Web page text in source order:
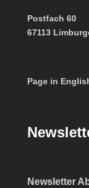
Postfach 60
67113
Page in
Newsletter